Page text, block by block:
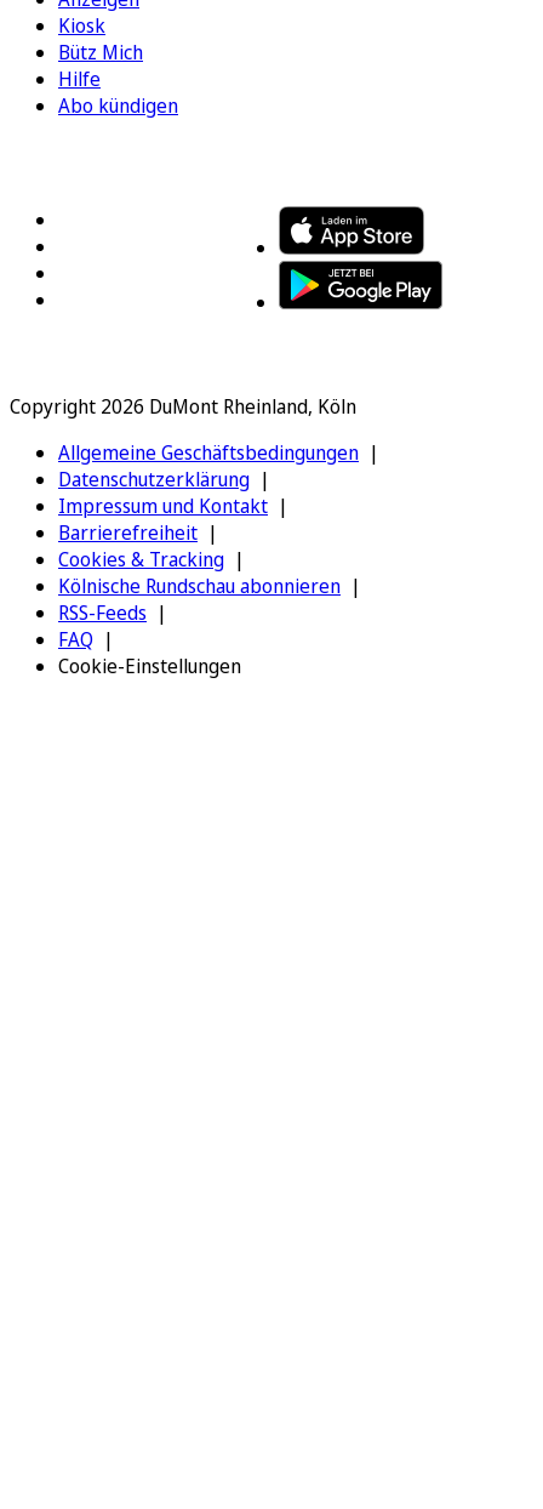
Kiosk
Bütz Mich
Hilfe
Abo kündigen
Copyright 2026 DuMont Rheinland, Köln
Allgemeine Geschäftsbedingungen
Datenschutzerklärung
Impressum und Kontakt
Barrierefreiheit
Cookies & Tracking
Kölnische Rundschau abonnieren
RSS-Feeds
FAQ
Cookie-Einstellungen